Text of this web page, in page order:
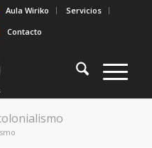
Aula Wiriko
Servicios
Contacto